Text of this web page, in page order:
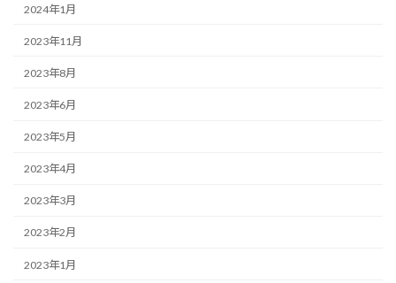
2024年1月
2023年11月
2023年8月
2023年6月
2023年5月
2023年4月
2023年3月
2023年2月
2023年1月